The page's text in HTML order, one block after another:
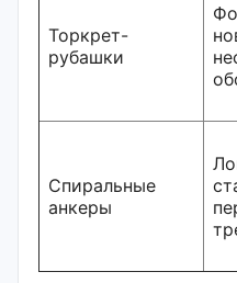
Торкрет-
рубашки
Спиральные
анкеры